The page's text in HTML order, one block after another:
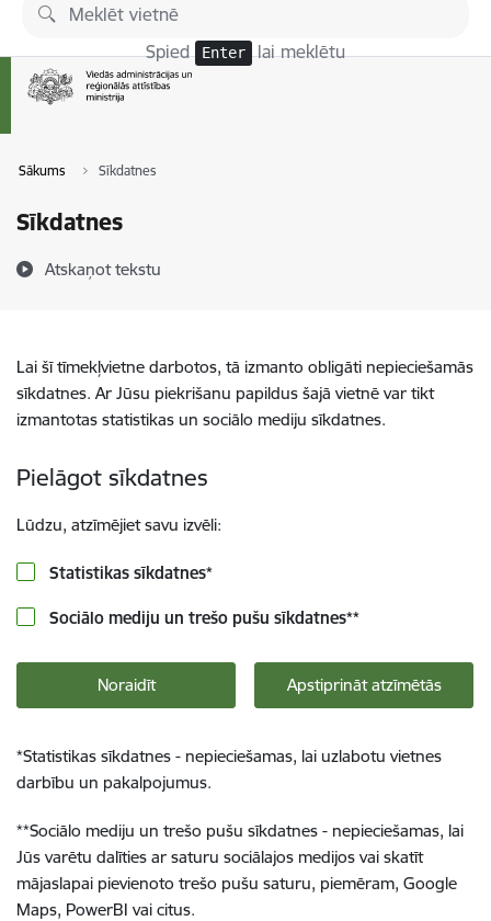
Pāriet uz lapas saturu
Spied Enter lai meklētu
Sākums Sīkdatnes
Sīkdatnes
Atskaņot tekstu
Lai šī tīmekļvietne darbotos, tā izmanto obligāti nepieciešamās
sīkdatnes. Ar Jūsu piekrišanu papildus šajā vietnē var tikt
izmantotas statistikas un sociālo mediju sīkdatnes.
Pielāgot sīkdatnes
Lūdzu, atzīmējiet savu izvēli:
Statistikas sīkdatnes*
Sociālo mediju un trešo pušu sīkdatnes**
Noraidīt Apstiprināt atzīmētās
*Statistikas sīkdatnes - nepieciešamas, lai uzlabotu vietnes
darbību un pakalpojumus.
**Sociālo mediju un trešo pušu sīkdatnes - nepieciešamas, lai
Jūs varētu dalīties ar saturu sociālajos medijos vai skatīt
mājaslapai pievienoto trešo pušu saturu, piemēram, Google
Maps, PowerBI vai citus.